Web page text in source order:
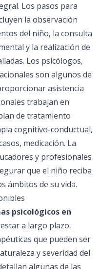
Los pasos para
la observación
del niño, la consulta
y la realización de
Los psicólogos,
son algunos de
asistencia
trabajan en
de tratamiento
cognitivo-conductual,
medicación. La
y profesionales
que el niño reciba
ámbitos de su vida.
psicológicos en
a largo plazo.
que pueden ser
y severidad del
algunas de las